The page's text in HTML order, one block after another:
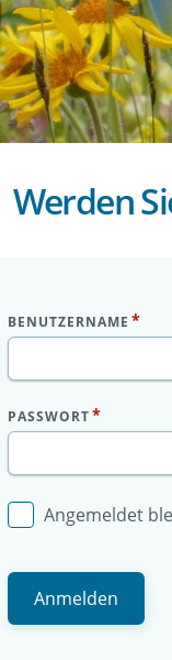
Werden
BENUTZERNAME
PASSWORT
Angemeldet